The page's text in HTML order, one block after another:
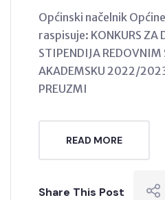
Općinski načelnik
raspisuje: KONKURS ZA
STIPENDIJA
AKADEMSKU 2022/
PREUZMI
READ MORE
Share This Post